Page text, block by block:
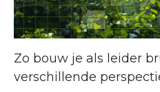
Zo bouw je als leider
verschillende